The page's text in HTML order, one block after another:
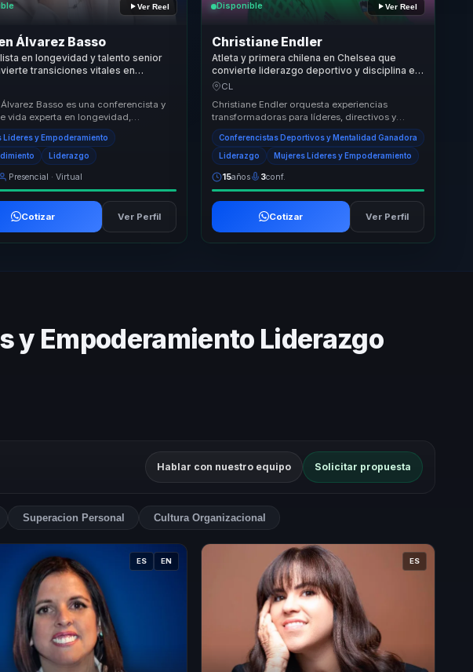
Ver Reel
Álvarez Basso
en longevidad y talento senior
transiciones vitales en
empleabilidad y bienestar para
Basso es una conferencista y
vida experta en longevidad,
social y transiciones vitales.
...
Líderes y Empoderamiento
Liderazgo
Presencial · Virtual
Cotizar Ver Perfil
Disponible Ver Reel
Christiane Endler
Atleta y primera chilena en Chelsea que
convierte liderazgo deportivo y disciplina en
alto rendimiento para equipos y empresas.
CL
Christiane Endler orquesta experiencias
transformadoras para líderes, directivos y
responsables de equipos, ayudándoles a dejar
atrás la ...
Conferencistas Deportivos y Mentalidad Ganadora
Liderazgo Mujeres Líderes y Empoderamiento
15años 3conf.
Cotizar Ver Perfil
y Empoderamiento Liderazgo
Hablar con nuestro equipo Solicitar propuesta
Superacion Personal Cultura Organizacional
ES EN ES